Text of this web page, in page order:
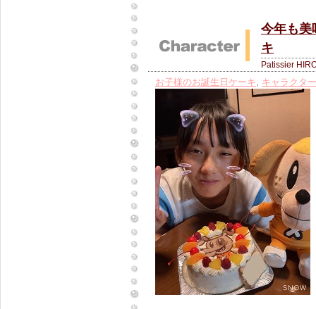
今年も美
キ
Patissier
お子様のお誕生日ケーキ, キャラクタ